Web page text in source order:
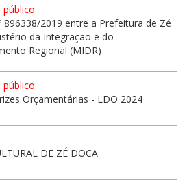
público
896338/2019 entre a Prefeitura de Zé
da Integração e do
Regional (MIDR)
público
Orçamentárias - LDO 2024
DE ZÉ DOCA